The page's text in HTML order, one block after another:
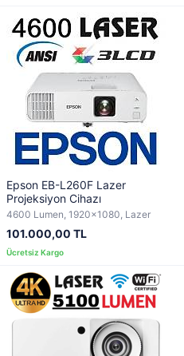
Epson EB-L260F Lazer
Projeksiyon Cihazı
4600 Lumen, 1920x1080, Lazer
101.000,00 TL